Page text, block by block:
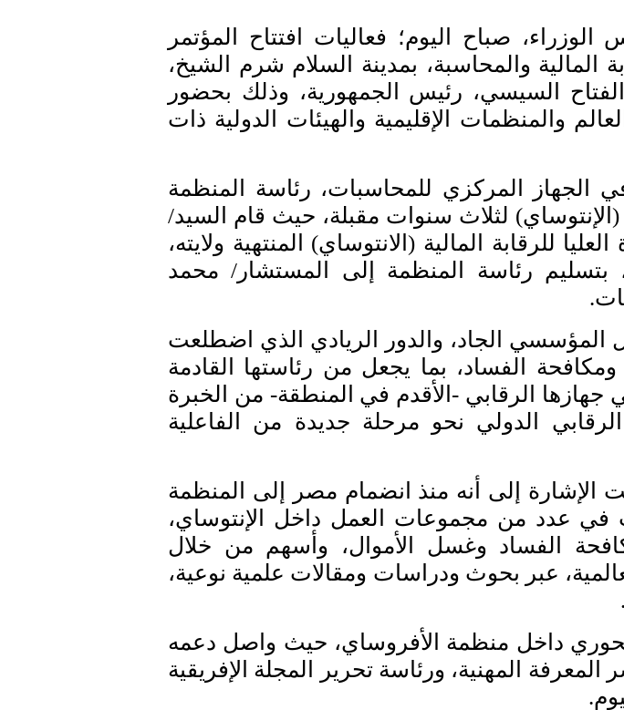
صباح اليوم؛ فعاليات افتتاح المؤتمر
المالية والمحاسبة، بمدينة السلام شرم الشيخ،
السيسي، رئيس الجمهورية، وذلك بحضور
والمنظمات الإقليمية والهيئات الدولية ذات
الجهاز المركزي للمحاسبات، رئاسة المنظمة
(الإنتوساي) لثلاث سنوات مقبلة، حيث قام السيد/
للرقابة المالية (الانتوساي) المنتهية ولايته،
بتسليم رئاسة المنظمة إلى المستشار/ محمد
المؤسسي الجاد، والدور الريادي الذي اضطلعت
الفساد، بما يجعل من رئاستها القادمة
جهازها الرقابي -الأقدم في المنطقة- من الخبرة
الرقابي الدولي نحو مرحلة جديدة من الفاعلية
إلى أنه منذ انضمام مصر إلى المنظمة
في عدد من مجموعات العمل داخل الإنتوساي،
الفساد وغسل الأموال، وأسهم من خلال
عبر بحوث ودراسات ومقالات علمية نوعية،
داخل منظمة الأفروساي، حيث واصل دعمه
المعرفة المهنية، ورئاسة تحرير المجلة الإفريقية